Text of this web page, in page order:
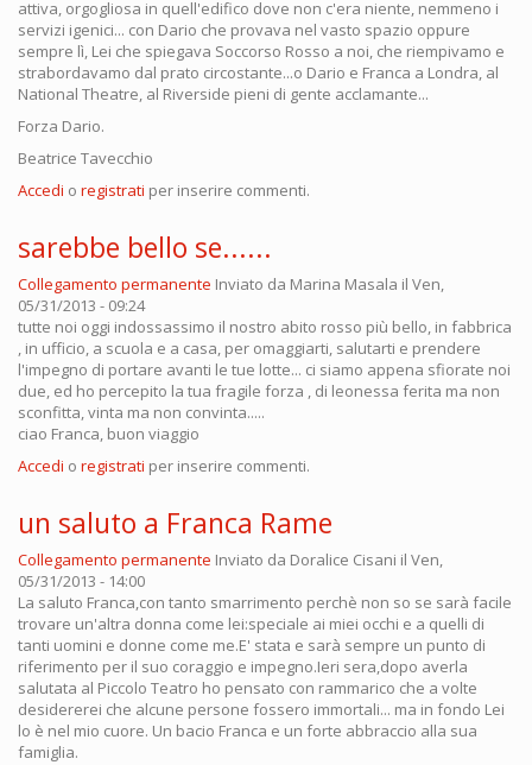
attiva, orgogliosa in quell'edifico dove non c'era niente, nemmeno i
servizi igenici... con Dario che provava nel vasto spazio oppure
sempre lì, Lei che spiegava Soccorso Rosso a noi, che riempivamo e
strabordavamo dal prato circostante...o Dario e Franca a Londra, al
National Theatre, al Riverside pieni di gente acclamante...
Forza Dario.
Beatrice Tavecchio
Accedi o registrati per inserire commenti.
sarebbe bello se......
Collegamento permanente Inviato da Marina Masala il Ven,
05/31/2013 - 09:24
tutte noi oggi indossassimo il nostro abito rosso più bello, in fabbrica
, in ufficio, a scuola e a casa, per omaggiarti, salutarti e prendere
l'impegno di portare avanti le tue lotte... ci siamo appena sfiorate noi
due, ed ho percepito la tua fragile forza , di leonessa ferita ma non
sconfitta, vinta ma non convinta.....
ciao Franca, buon viaggio
Accedi o registrati per inserire commenti.
un saluto a Franca Rame
Collegamento permanente Inviato da Doralice Cisani il Ven,
05/31/2013 - 14:00
La saluto Franca,con tanto smarrimento perchè non so se sarà facile
trovare un'altra donna come lei:speciale ai miei occhi e a quelli di
tanti uomini e donne come me.E' stata e sarà sempre un punto di
riferimento per il suo coraggio e impegno.Ieri sera,dopo averla
salutata al Piccolo Teatro ho pensato con rammarico che a volte
desidererei che alcune persone fossero immortali... ma in fondo Lei
lo è nel mio cuore. Un bacio Franca e un forte abbraccio alla sua
famiglia.